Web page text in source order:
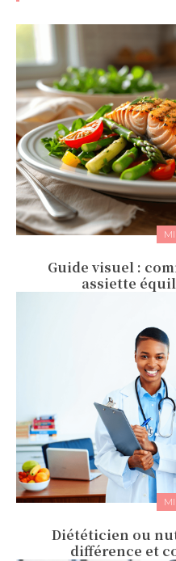
Guide visuel :
assiette
Diététicien ou
différence et